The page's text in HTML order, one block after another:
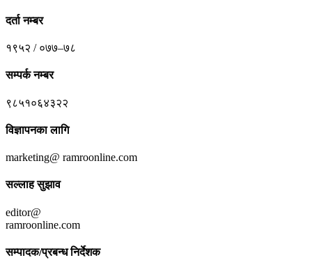
दर्ता नम्बर
१९५२ / ०७७–७८
सम्पर्क नम्बर
९८५१०६४३२२
विज्ञापनका लागि
marketing@ ramroonline.com
सल्लाह सुझाव
editor@
ramroonline.com
सम्पादक/प्रबन्ध निर्देशक